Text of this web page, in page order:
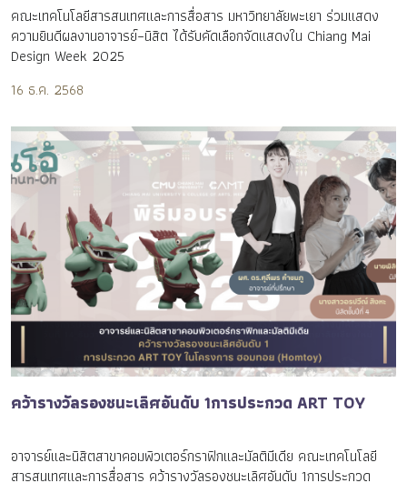
คณะเทคโนโลยีสารสนเทศและการสื่อสาร มหาวิทยาลัยพะเยา ร่วมแสดง
ความยินดีผลงานอาจารย์–นิสิต ได้รับคัดเลือกจัดแสดงใน Chiang Mai
Design Week 2025
16 ธ.ค. 2568
คว้ารางวัลรองชนะเลิศอันดับ 1การประกวด ART TOY
อาจารย์และนิสิตสาขาคอมพิวเตอร์กราฟิกและมัลติมีเดีย คณะเทคโนโลยี
สารสนเทศและการสื่อสาร คว้ารางวัลรองชนะเลิศอันดับ 1การประกวด